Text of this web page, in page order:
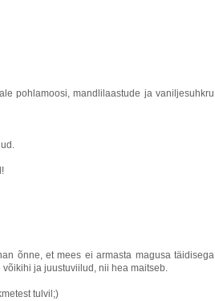
pohlamoosi, mandlilaastude ja vaniljesuhkru
õnne, et mees ei armasta magusa täidisega
ja juustuviilud, nii hea maitseb.
tulvil;)